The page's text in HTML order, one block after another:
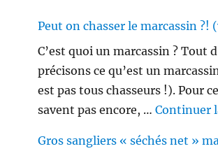
Peut on chasser le marcassin ?!
C’est quoi un marcassin ? Tout
précisons ce qu’est un
est pas tous chasseurs !). Pour
savent pas encore, …Continuer
Gros sangliers « séchés net »